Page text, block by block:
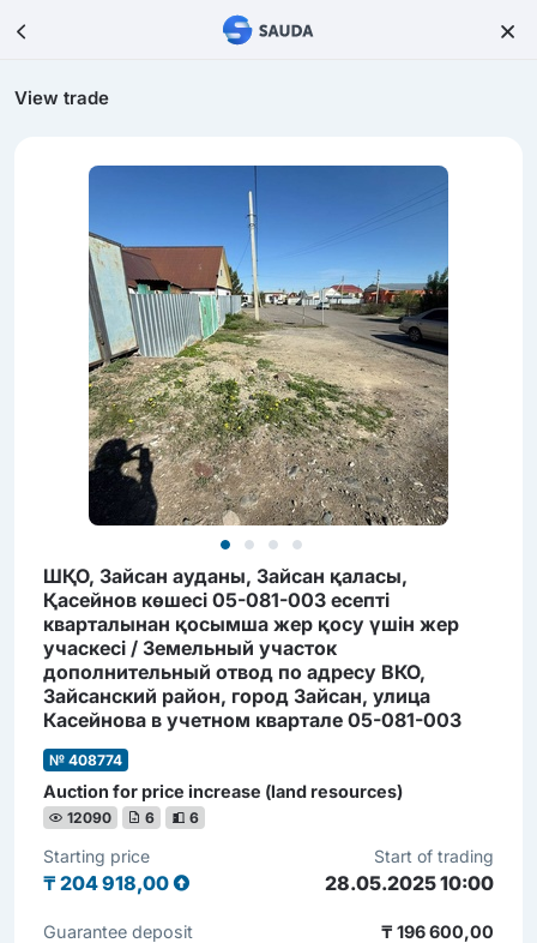
View trade
ШҚО, Зайсан ауданы, Зайсан қаласы,
Қасейнов көшесі 05-081-003 есепті
кварталынан қосымша жер қосу үшін жер
учаскесі / Земельный участок
дополнительный отвод по адресу ВКО,
Зайсанский район, город Зайсан, улица
Касейнова в учетном квартале 05-081-003
№ 408774
Auction for price increase (land resources)
12090 6 6
Starting price
₸ 204 918,00
Start of trading
28.05.2025 10:00
Guarantee deposit
₸ 196 600,00